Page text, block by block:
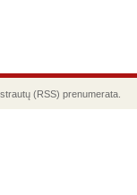
strautų (RSS) prenumerata.